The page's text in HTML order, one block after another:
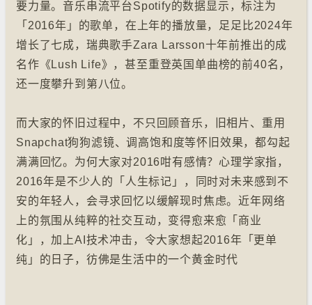
要力量。音乐串流平台Spotify的数据显示，标注为
「2016年」的歌单，在上年的播放量，足足比2024年
增长了七成，瑞典歌手Zara Larsson十年前推出的成
名作《Lush Life》，甚至重登英国单曲榜的前40名，
还一度攀升到第八位。
而大家的怀旧过程中，不只回顾音乐，旧相片、重用
Snapchat狗狗滤镜、调高饱和度等怀旧效果，都勾起
满满回忆。为何大家对2016咁有感情？心理学家指，
2016年是不少人的「人生标记」，同时对未来感到不
安的年轻人，会寻求回忆以缓解现时焦虑。近年网络
上的氛围从纯粹的社交互动，变得愈来愈「商业
化」，加上AI技术冲击，令大家想起2016年「更单
纯」的日子，彷佛是生活中的一个黄金时代